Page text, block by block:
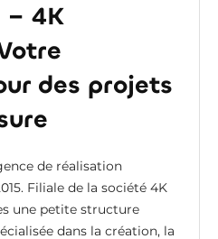
– 4K
des projets
de réalisation
Filiale de la société 4K
une petite structure
dans la création, la